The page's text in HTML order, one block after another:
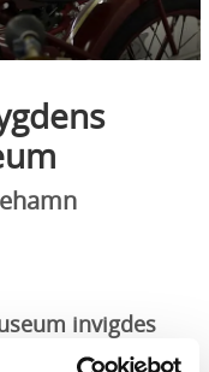
invigdes
Bildoktorn